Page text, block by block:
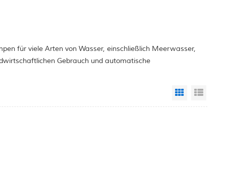
für viele Arten von Wasser, einschließlich Meerwasser,
Gebrauch und automatische
Grid View